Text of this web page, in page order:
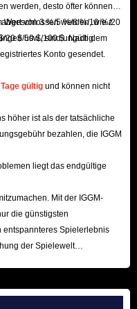
vermieden. Darüber
of Monarch-Diamanten
Spielern das beste
Wenn Sie sich für
genießen Sie auch sehr
oder Black Friday spezielle
erhalten. Diese
kostengünstiger. Wenn
beitreten und
um die Sicherheit Ihrer
machen, die auf
über hochgradig
werden, desto öfter können
werden, wie z.
usw., sind ungültig.
von 3 %/5 %/8 %/10 %/20
20 $/50 $/100 $. Nach dem
Konto gesendet.
gültig und können nicht
höher ist als der tatsächliche
bezahlen, die IGGM
liegt das endgültige
Mit der IGGM-
die günstigsten
Spielerlebnis
der Spielewelt